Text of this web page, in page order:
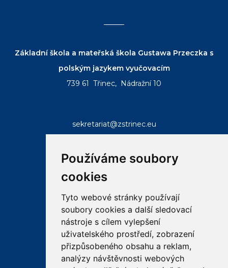
Používáme soubory
cookies
Tyto webové stránky používají
soubory cookies a další sledovací
nástroje s cílem vylepšení
uživatelského prostředí, zobrazení
přizpůsobeného obsahu a reklam,
analýzy návštěvnosti webových
Základní škola a mateřská škola Gustawa Przeczka s
polským jazykem vyučovacím
739 61 Třinec, Nádražní 10
sekretariat@zstrinec.eu
tel.:+420 773 746 958
RYCHLÉ ODKAZY
email bakalar ke
stazeni